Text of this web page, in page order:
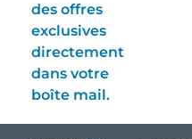
des offres
exclusives
directement
dans votre
boîte mail.